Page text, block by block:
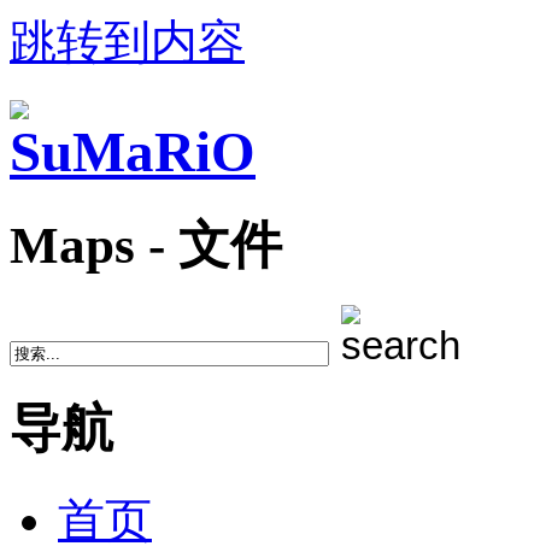
跳转到内容
Maps - 文件
导航
首页